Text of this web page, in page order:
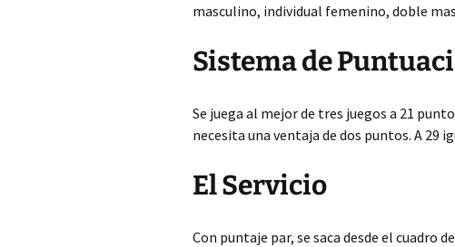
masculino, individual femenino, doble
Sistema de
Se juega al mejor de tres juegos a 21
necesita una ventaja de dos puntos. A 29
El Servicio
Con puntaje par, se saca desde el cuadro